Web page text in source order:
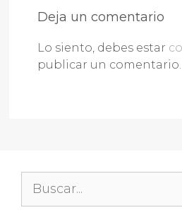
Deja un comentario
Lo siento, debes estar
publicar un comentario.